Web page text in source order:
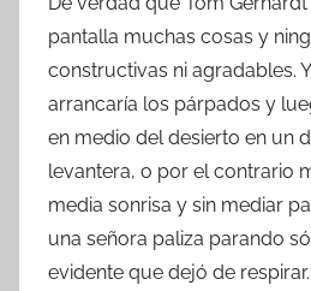
pantalla muchas cosas y
constructivas ni agradables.
arrancaría los párpados y
en medio del desierto en un
levantera, o por el contrario
media sonrisa y sin mediar
una señora paliza parando
evidente que dejó de respirar.